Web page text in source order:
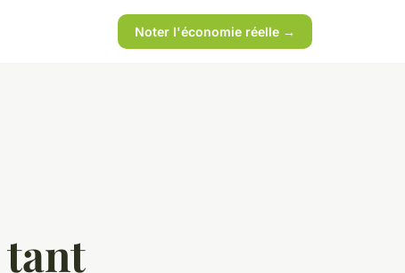
Noter l'économie réelle →